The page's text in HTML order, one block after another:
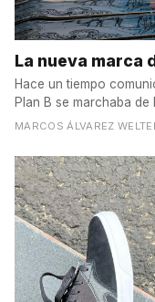
La nueva marca
Hace un tiempo
Plan B se marchaba
MARCOS ÁLVAREZ